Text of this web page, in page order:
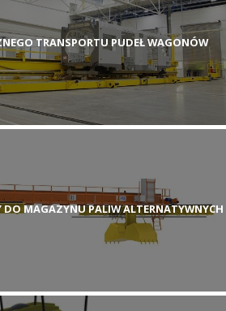
TRANSPORTU PUDEŁ WAGONÓW
MAGAZYNU PALIW ALTERNATYWNYCH